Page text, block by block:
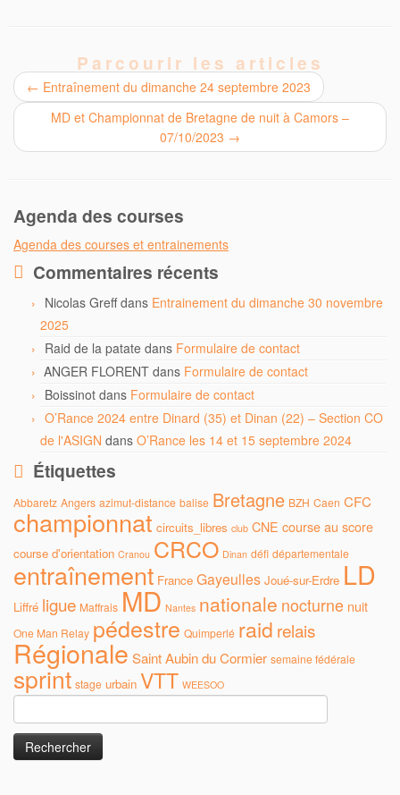
Parcourir les articles
← Entraînement du dimanche 24 septembre 2023
MD et Championnat de Bretagne de nuit à Camors –
07/10/2023 →
Agenda des courses
Agenda des courses et entrainements
Commentaires récents
Nicolas Greffdans Entrainement du dimanche 30 novembre
2025
Raid de la patate dans Formulaire de contact
ANGER FLORENT dans Formulaire de contact
Boissinot dans Formulaire de contact
O’Rance 2024 entre Dinard (35) et Dinan (22) – Section CO
de l'ASIGN dans O’Rance les 14 et 15 septembre 2024
Étiquettes
Abbaretz Angers azimut-distance balise Bretagne BZH Caen CFC
championnat circuits_libres club CNE course au score
course d'orientation Cranou CRCO Dinan défi départementale
entraînement France Gayeulles Joué-sur-Erdre LD
Liffré ligue Maffrais MD Nantes nationale nocturne nuit
One Man Relay pédestre Quimperlé raid relais
Régionale Saint Aubin du Cormier semaine fédérale
sprint stage urbain VTT WEESOO